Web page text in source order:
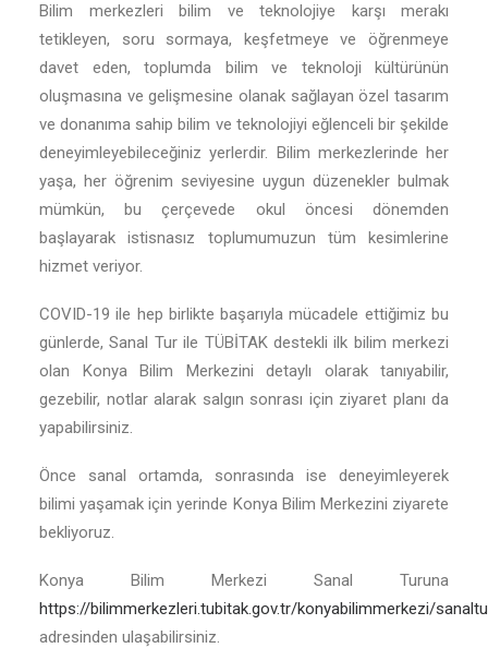
Bilim merkezleri bilim ve teknolojiye karşı merakı
tetikleyen, soru sormaya, keşfetmeye ve öğrenmeye
davet eden, toplumda bilim ve teknoloji kültürünün
oluşmasına ve gelişmesine olanak sağlayan özel tasarım
ve donanıma sahip bilim ve teknolojiyi eğlenceli bir şekilde
deneyimleyebileceğiniz yerlerdir. Bilim merkezlerinde her
yaşa, her öğrenim seviyesine uygun düzenekler bulmak
mümkün, bu çerçevede okul öncesi dönemden
başlayarak istisnasız toplumumuzun tüm kesimlerine
hizmet veriyor.
COVID-19 ile hep birlikte başarıyla mücadele ettiğimiz bu
günlerde, Sanal Tur ile TÜBİTAK destekli ilk bilim merkezi
olan Konya Bilim Merkezini detaylı olarak tanıyabilir,
gezebilir, notlar alarak salgın sonrası için ziyaret planı da
yapabilirsiniz.
Önce sanal ortamda, sonrasında ise deneyimleyerek
bilimi yaşamak için yerinde Konya Bilim Merkezini ziyarete
bekliyoruz.
Konya Bilim Merkezi Sanal Turuna
https://bilimmerkezleri.tubitak.gov.tr/konyabilimmerkezi/
adresinden ulaşabilirsiniz.